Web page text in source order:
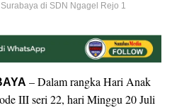
di SDN Ngagel Rejo 1
– Dalam rangka Hari Anak
III seri 22, hari Minggu 20 Juli